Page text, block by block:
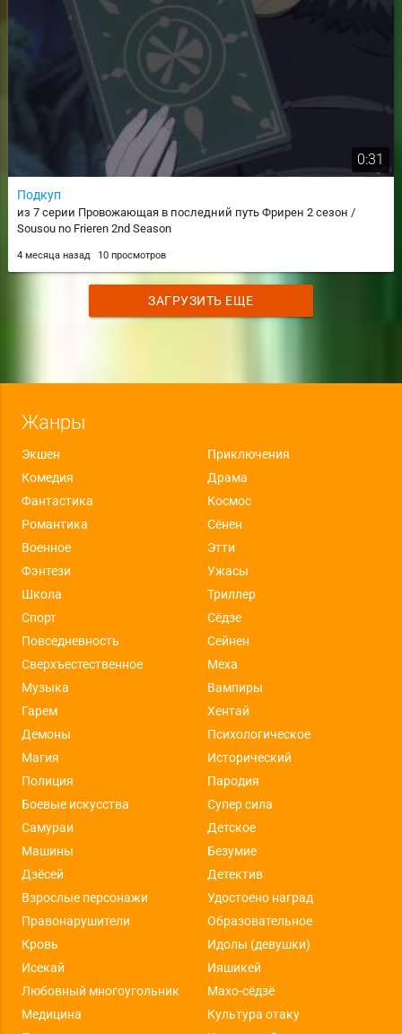
0:31
Подкуп
из 7 серии Провожающая в последний путь Фрирен 2 сезон /
Sousou no Frieren 2nd Season
4 месяца назад 10 просмотров
ЗАГРУЗИТЬ ЕЩЕ
Жанры
Экшен
Приключения
Комедия
Драма
Фантастика
Космос
Романтика
Сёнен
Военное
Этти
Фэнтези
Ужасы
Школа
Триллер
Спорт
Сёдзе
Повседневность
Сейнен
Сверхъестественное
Меха
Музыка
Вампиры
Гарем
Хентай
Демоны
Психологическое
Магия
Исторический
Полиция
Пародия
Боевые искусства
Супер сила
Самураи
Детское
Машины
Безумие
Дзёсей
Детектив
Взрослые персонажи
Удостоено наград
Правонарушители
Образовательное
Кровь
Идолы (девушки)
Исекай
Ияшикей
Любовный многоугольник
Махо-сёдзё
Медицина
Культура отаку